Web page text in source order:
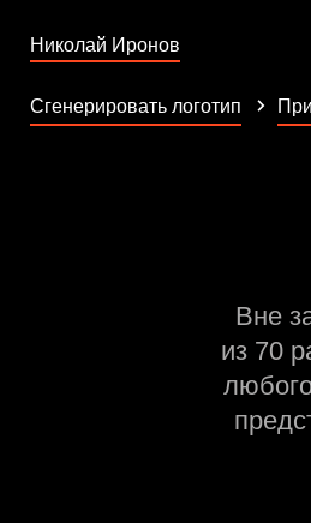
Николай Иронов
Сгенерировать логотип
Вне
из 70